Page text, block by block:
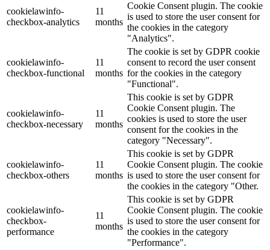
cookielawinfo-
checkbox-analytics
11
months
Cookie Consent plugin. The cookie
is used to store the user consent for
the cookies in the category
"Analytics".
cookielawinfo-
checkbox-functional
11
months
The cookie is set by GDPR cookie
consent to record the user consent
for the cookies in the category
"Functional".
cookielawinfo-
checkbox-necessary
11
months
This cookie is set by GDPR
Cookie Consent plugin. The
cookies is used to store the user
consent for the cookies in the
category "Necessary".
cookielawinfo-
checkbox-others
11
months
This cookie is set by GDPR
Cookie Consent plugin. The cookie
is used to store the user consent for
the cookies in the category "Other.
cookielawinfo-
checkbox-
performance
11
months
This cookie is set by GDPR
Cookie Consent plugin. The cookie
is used to store the user consent for
the cookies in the category
"Performance".